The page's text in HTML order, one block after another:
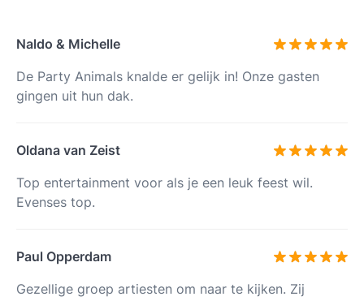
Naldo & Michelle
De Party Animals knalde er gelijk in! Onze gasten
gingen uit hun dak.
Oldana van Zeist
Top entertainment voor als je een leuk feest wil.
Evenses top.
Paul Opperdam
Gezellige groep artiesten om naar te kijken. Zij